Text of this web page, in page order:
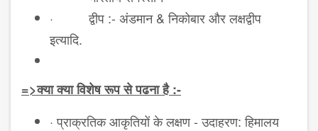
·
द्वीप :- अंडमान & निकोबार और लक्षद्वीप
इत्यादि.
=>क्या क्या विशेष रूप से पढना है :-
·प्राक्रतिक आकृतियों के लक्षण - उदाहरण: हिमालय